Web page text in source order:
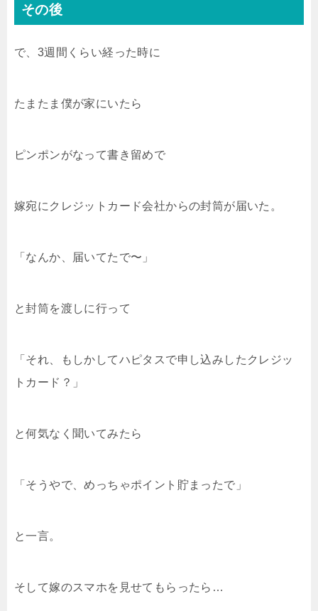
その後
で、3週間くらい経った時に
たまたま僕が家にいたら
ピンポンがなって書き留めで
嫁宛にクレジットカード会社からの封筒が届いた。
「なんか、届いてたで〜」
と封筒を渡しに行って
「それ、もしかしてハピタスで申し込みしたクレジッ
トカード？」
と何気なく聞いてみたら
「そうやで、めっちゃポイント貯まったで」
と一言。
そして嫁のスマホを見せてもらったら…